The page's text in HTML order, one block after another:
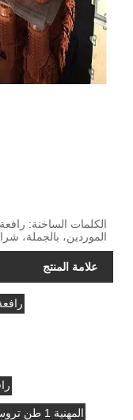
الموردين، بالجملة،
علامة المنتج
رافعة
المهنية 1 طن تروس المرحلة موتور كهربائي سلسلة الرافعة